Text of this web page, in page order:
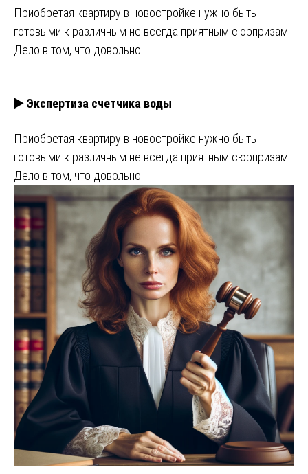
Приобретая квартиру в новостройке нужно быть
готовыми к различным не всегда приятным сюрпризам.
Дело в том, что довольно…
▶️ Экспертиза счетчика воды
Приобретая квартиру в новостройке нужно быть
готовыми к различным не всегда приятным сюрпризам.
Дело в том, что довольно…